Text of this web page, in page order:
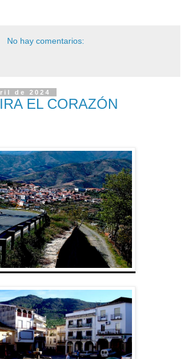
No hay comentarios:
de 2024
EL CORAZÓN